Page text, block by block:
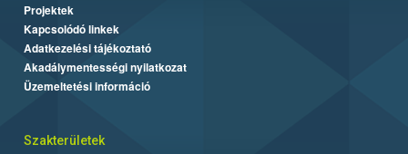
Projektek
Kapcsolódó linkek
Adatkezelési tájékoztató
Akadálymentességi nyilatkozat
Üzemeltetési információ
Szakterületek